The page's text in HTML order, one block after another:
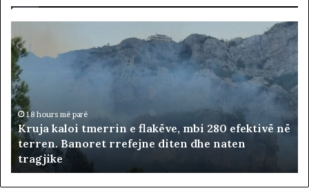
r
u
a
k
a
l
t
m
18 hours më parë
Kruja kaloi tmerrin e flakëve, mbi 280 efektivë në
terren. Banoret rrefejne diten dhe naten
tragjike